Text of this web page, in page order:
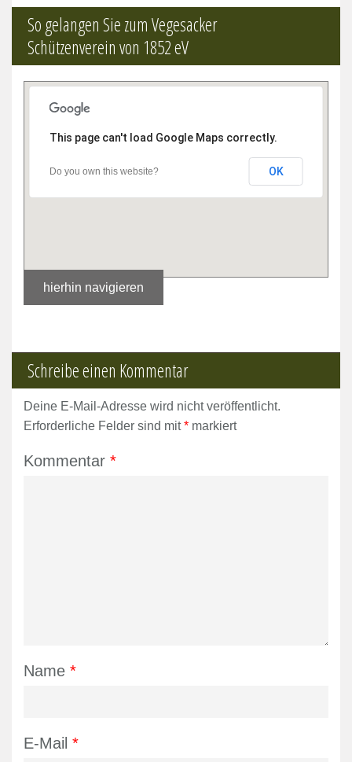
So gelangen Sie zum Vegesacker
Schützenverein von 1852 eV
This page can't load Google Maps correctly.
Do you own this website? OK
hierhin navigieren
Schreibe einen Kommentar
Deine E-Mail-Adresse wird nicht veröffentlicht.
Erforderliche Felder sind mit* markiert
Kommentar *
Name *
E-Mail *